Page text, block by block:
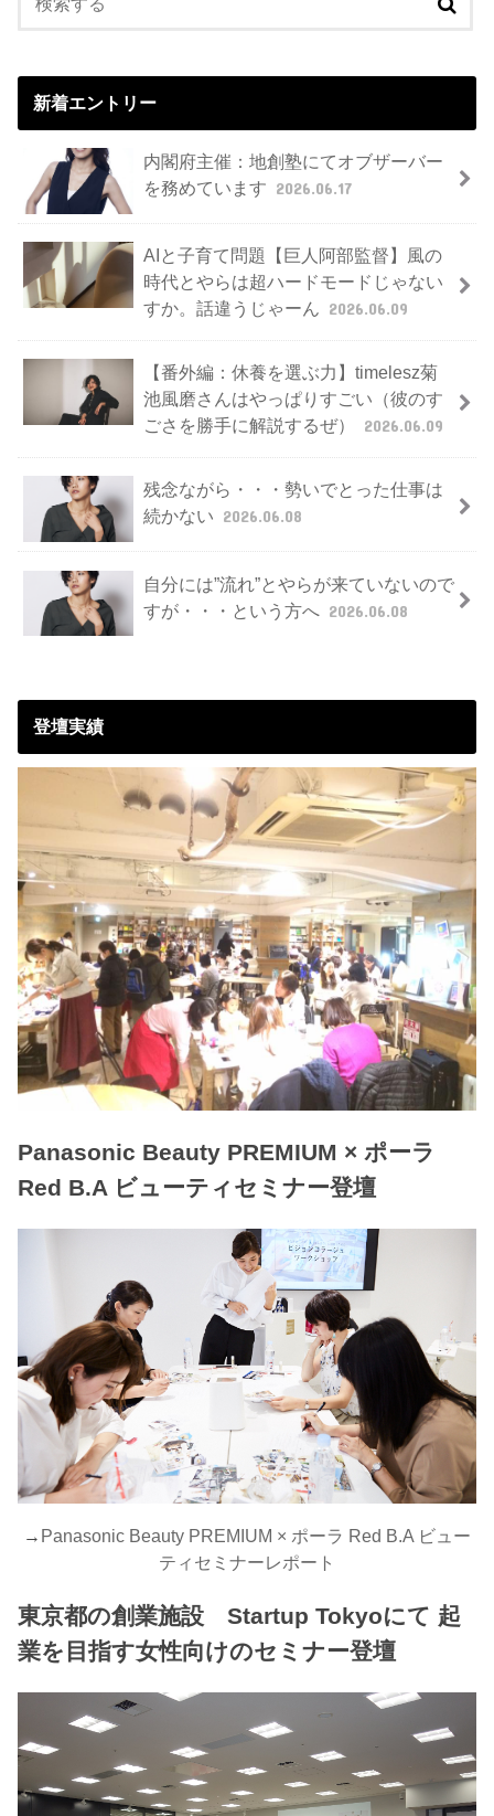
新着エントリー
内閣府主催：地創塾にてオブザーバー
を務めています 2026.06.17
AIと子育て問題【巨人阿部監督】風の
時代とやらは超ハードモードじゃない
すか。話違うじゃーん 2026.06.09
【番外編：休養を選ぶ力】timelesz菊
池風磨さんはやっぱりすごい（彼のす
ごさを勝手に解説するぜ）
2026.06.09
残念ながら・・・勢いでとった仕事は
続かない 2026.06.08
自分には”流れ”とやらが来ていないので
すが・・・という方へ 2026.06.08
登壇実績
Panasonic Beauty PREMIUM × ポーラ
Red B.A ビューティセミナー登壇
→ Panasonic Beauty PREMIUM × ポーラ Red B.A ビュー
ティセミナーレポート
東京都の創業施設 Startup Tokyoにて 起
業を目指す女性向けのセミナー登壇